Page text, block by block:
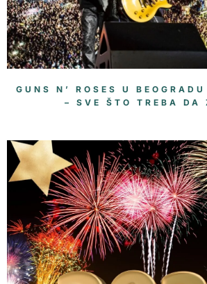
GUNS N’ ROSES U
– SVE ŠTO TREBA DA